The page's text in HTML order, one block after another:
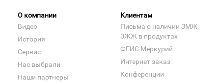
О компании
Видео
История
Сервис
Нас выбрали
Наши партнеры
Клиентам
Письма о наличии ЗМЖ,
ЗЖЖ в продуктах
ФГИС Меркурий
Интернет заказ
Конференции